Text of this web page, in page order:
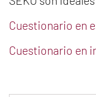
Cuestionario en
Cuestionario en